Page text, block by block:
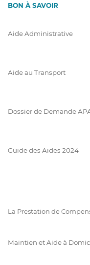
BON À SAVOIR
Aide Administrative
Aide au Transport
Dossier de Demande
Guide des Aides 2024
La Prestation de
Maintien et Aide à